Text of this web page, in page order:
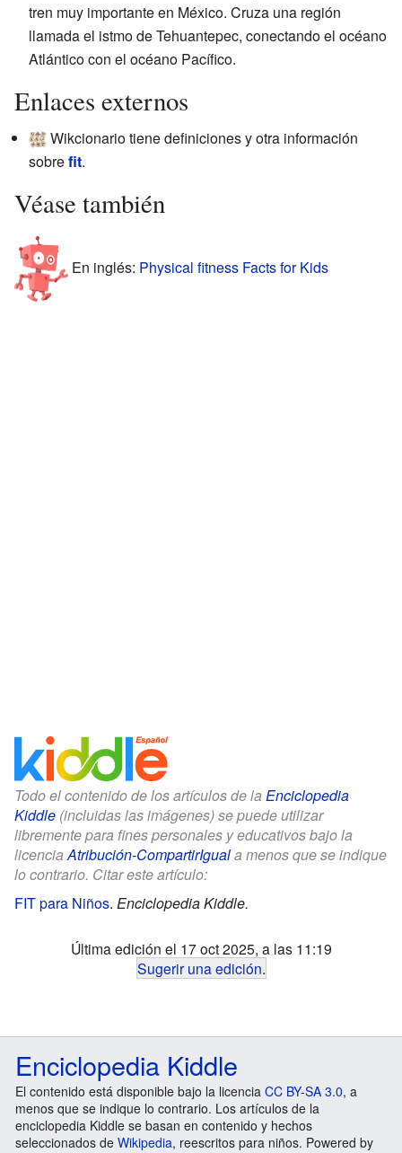
tren muy importante en México. Cruza una región
llamada el istmo de Tehuantepec, conectando el océano
Atlántico con el océano Pacífico.
Enlaces externos
Wikcionario tiene definiciones y otra información
sobrefit.
Véase también
En inglés: Physical fitness Facts for Kids
Todo el contenido de los artículos de la Enciclopedia
Kiddle (incluidas las imágenes) se puede utilizar
libremente para fines personales y educativos bajo la
licenciaAtribución-CompartirIguala menos que se indique
lo contrario. Citar este artículo:
FIT para Niños. Enciclopedia Kiddle.
Última edición el 17 oct 2025, a las 11:19
Sugerir una edición.
Enciclopedia Kiddle
El contenido está disponible bajo la licencia CC BY-SA 3.0, a
menos que se indique lo contrario. Los artículos de la
enciclopedia Kiddle se basan en contenido y hechos
seleccionados de Wikipedia, reescritos para niños. Powered by